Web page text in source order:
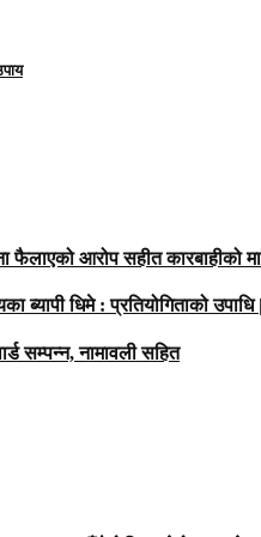
फैलाएको आरोप सहीत कारबाहीको
ब्यापी धिमे : प्रतियोगिताको उपाधि |
सम्पन्न, नामावली सहित